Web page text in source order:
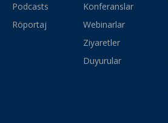
Podcasts
Röportaj
Konferanslar
Webinarlar
Ziyaretler
Duyurular